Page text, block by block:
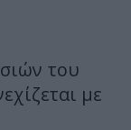
του
με